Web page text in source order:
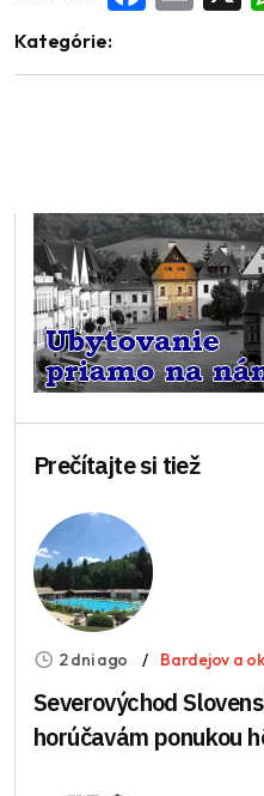
Kategórie:
Prečítajte si tiež
2 dni ago Bardejov a
Severovýchod
horúčavám ponukou